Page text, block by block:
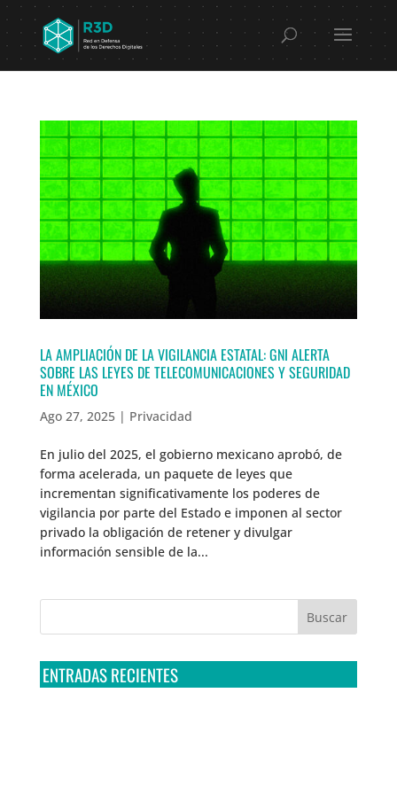
LA AMPLIACIÓN DE LA VIGILANCIA ESTATAL: GNI ALERTA
SOBRE LAS LEYES DE TELECOMUNICACIONES Y SEGURIDAD
EN MÉXICO
Ago 27, 2025| Privacidad
En julio del 2025, el gobierno mexicano aprobó, de
forma acelerada, un paquete de leyes que
incrementan significativamente los poderes de
vigilancia por parte del Estado e imponen al sector
privado la obligación de retener y divulgar
información sensible de la...
ENTRADAS RECIENTES